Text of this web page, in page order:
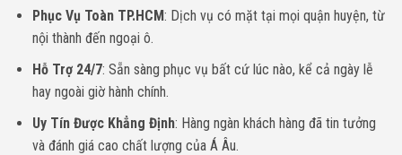
Phục Vụ Toàn TP.HCM: Dịch vụ có mặt tại mọi quận huyện, từ
nội thành đến ngoại ô.
Hỗ Trợ 24/7: Sẵn sàng phục vụ bất cứ lúc nào, kể cả ngày lễ
hay ngoài giờ hành chính.
Uy Tín Được Khẳng Định: Hàng ngàn khách hàng đã tin tưởng
và đánh giá cao chất lượng của Á Âu.